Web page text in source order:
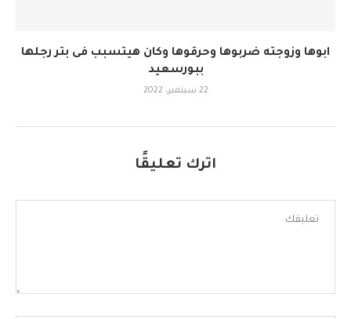
ابوها وزوجته ضربوها وحرقوها وكان هيتسبب فى بتر رجلها
ببورسعيد
22 سبتمبر، 2022
اترك تعليقًا